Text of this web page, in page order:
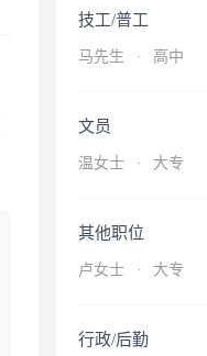
技工/普工
马先生 · 高中
文员
温女士 · 大专
其他职位
卢女士 · 大专
行政/后勤